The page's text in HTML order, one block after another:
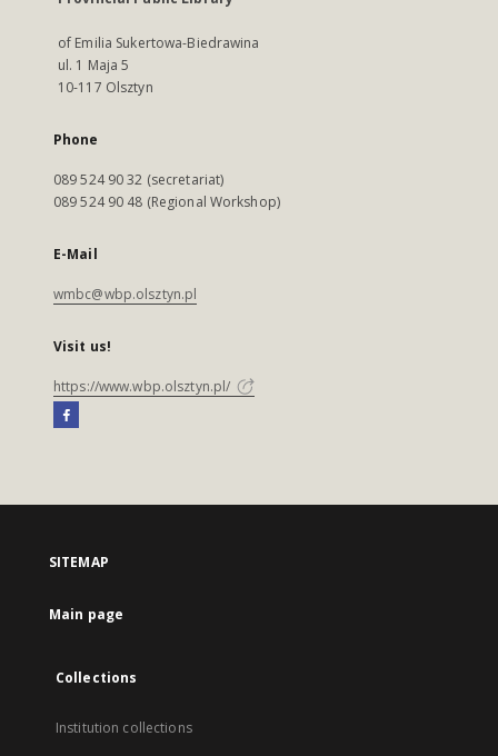
of Emilia Sukertowa-Biedrawina
ul. 1 Maja 5
10-117 Olsztyn
Phone
089 524 90 32 (secretariat)
089 524 90 48 (Regional Workshop)
E-Mail
wmbc@wbp.olsztyn.pl
Visit us!
https://www.wbp.olsztyn.pl/
SITEMAP
Main page
Collections
Institution collections